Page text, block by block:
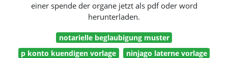
einer spende der organe jetzt als pdf oder word
herunterladen.
notarielle beglaubigung muster
p konto kuendigen vorlage
ninjago laterne vorlage